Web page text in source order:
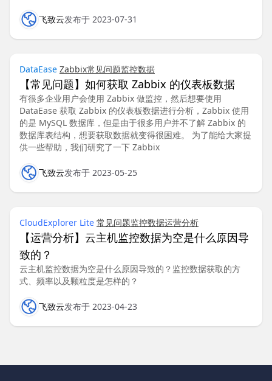
飞致云发布于 2023-07-31
DataEase Zabbix常见问题监控数据
【常见问题】如何获取 Zabbix 的仪表板数据
有很多企业用户会使用 Zabbix 做监控，然后想要使用
DataEase 获取 Zabbix 的仪表板数据进行分析，Zabbix 使用
的是 MySQL 数据库，但是由于很多用户并不了解 Zabbix 的
数据库表结构，想要获取数据就变得很困难。 为了能给大家提
供一些帮助，我们研究了一下 Zabbix
飞致云发布于 2023-05-25
CloudExplorer Lite 常见问题监控数据运营分析
【运营分析】云主机监控数据为空是什么原因导
致的？
云主机监控数据为空是什么原因导致的？监控数据获取的方
式、频率以及颗粒度是怎样的？
飞致云发布于 2023-04-23